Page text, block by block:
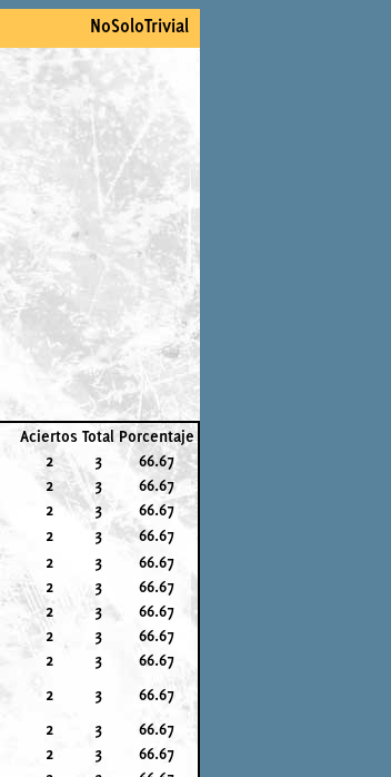
NoSoloTrivial
Aciertos Total Porcentaje
2 3
66.67
2 3
66.67
2 3
66.67
2 3
66.67
2 3
66.67
2 3
66.67
2 3
66.67
2 3
66.67
2 3
66.67
2 3
66.67
2 3
66.67
2 3
66.67